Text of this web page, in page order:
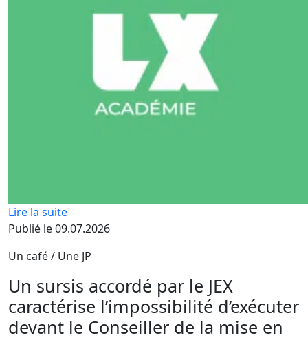
Lire la suite
Publié le 09.07.2026
Un café / Une JP
Un sursis accordé par le JEX
caractérise l’impossibilité d’exécuter
devant le Conseiller de la mise en